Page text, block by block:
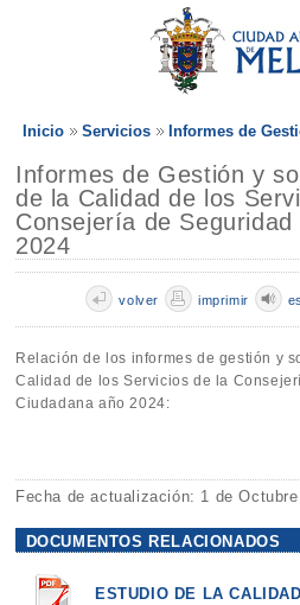
Inicio Servicios Informes de
Informes de Gestión y
de la Calidad de los
Consejería de
2024
imprimir
volver
Relación de los informes de gestión y
Calidad de los Servicios de la
Ciudadana año 2024:
Fecha de actualización: 1 de
DOCUMENTOS RELACIONADOS
ESTUDIO DE LA